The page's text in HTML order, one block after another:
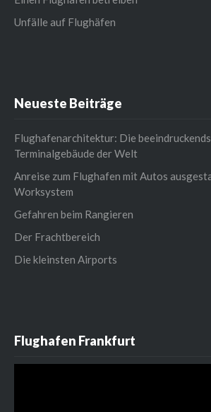
Unfälle auf Flughäfen
Neueste Beiträge
Flughafenarchitektur: Die
Terminalgebäude der Welt
Anreise zum Flughafen mit Autos
Worksystem
Gefahren beim Rangieren
Der Frachtbereich
Die kleinsten Airports
Flughafen Frankfurt